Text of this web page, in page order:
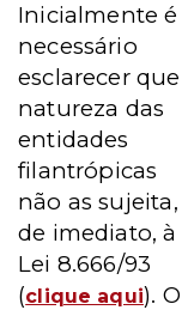
Inicialmente é
necessário
esclarecer
natureza das
entidades
filantrópicas
não as sujeita,
de imediato, à
Lei 8.666/93
(clique aqui).